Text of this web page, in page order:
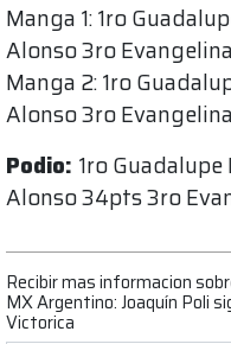
Manga 1: 1ro
Alonso 3ro
Manga 2: 1ro
Alonso 3ro
Podio: 1ro
Alonso 34pts 3ro
Recibir mas informacion
MX Argentino: Joaquín Poli
Victorica